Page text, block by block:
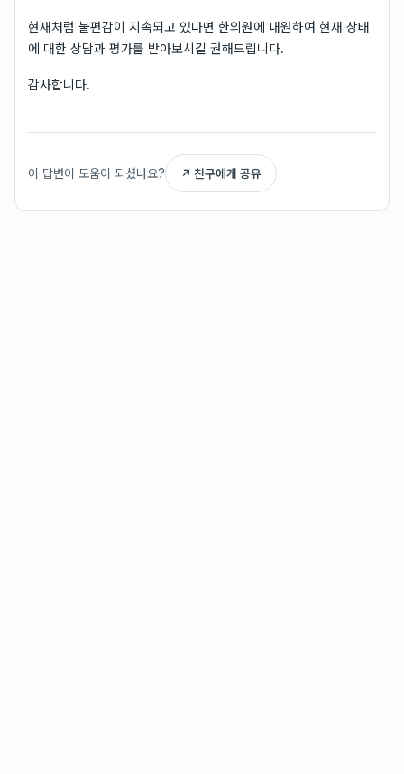
현재처럼 불편감이 지속되고 있다면 한의원에 내원하여 현재 상태
에 대한 상담과 평가를 받아보시길 권해드립니다.
감사합니다.
이 답변이 도움이 되셨나요? ↗ 친구에게 공유